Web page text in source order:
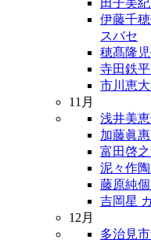
伊藤千
スバセ
穂髙隆
寺田鉄
市川恵
11月
浅井美
加藤眞
富田啓之
泥々作
藤原純
吉岡星
12月
多治見